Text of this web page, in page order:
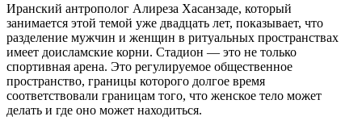
Иранский антрополог Алиреза Хасанзаде, который
занимается этой темой уже двадцать лет, показывает, что
разделение мужчин и женщин в ритуальных пространствах
имеет доисламские корни. Стадион — это не только
спортивная арена. Это регулируемое общественное
пространство, границы которого долгое время
соответствовали границам того, что женское тело может
делать и где оно может находиться.